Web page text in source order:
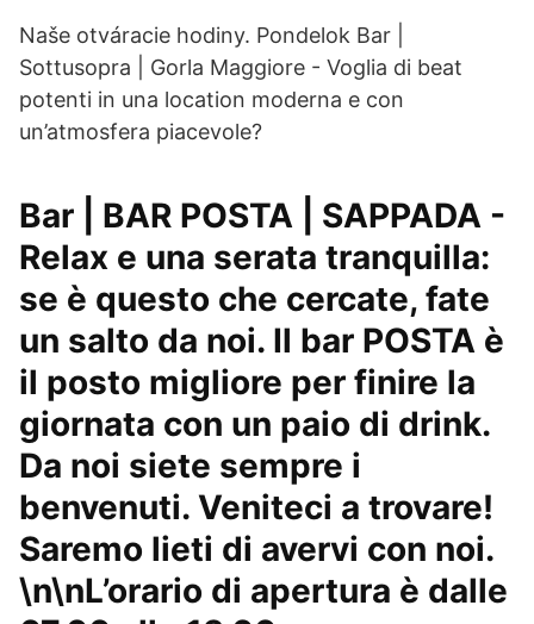
Naše otváracie hodiny. Pondelok Bar |
Sottusopra | Gorla Maggiore - Voglia di beat
potenti in una location moderna e con
un’atmosfera piacevole?
Bar | BAR POSTA | SAPPADA -
Relax e una serata tranquilla:
se è questo che cercate, fate
un salto da noi. Il bar POSTA è
il posto migliore per finire la
giornata con un paio di drink.
Da noi siete sempre i
benvenuti. Veniteci a trovare!
Saremo lieti di avervi con noi.
\n\nL’orario di apertura è dalle